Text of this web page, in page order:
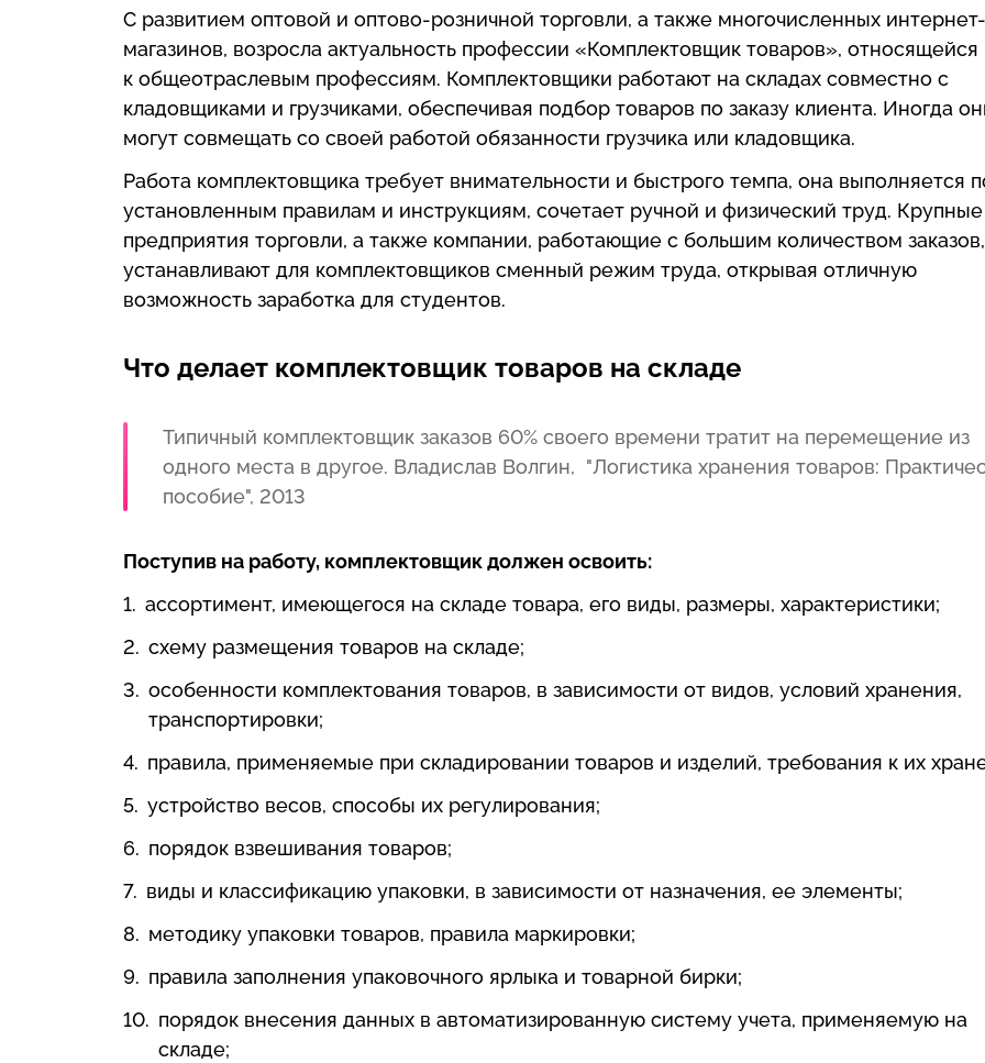
С развитием оптовой и оптово-розничной торговли, а также многочисленных интернет-
магазинов, возросла актуальность профессии «Комплектовщик товаров», относящейся
к общеотраслевым профессиям. Комплектовщики работают на складах совместно с
кладовщиками и грузчиками, обеспечивая подбор товаров по заказу клиента. Иногда
могут совмещать со своей работой обязанности грузчика или кладовщика.
Работа комплектовщика требует внимательности и быстрого темпа, она выполняется
установленным правилам и инструкциям, сочетает ручной и физический труд. Крупные
предприятия торговли, а также компании, работающие с большим количеством заказов,
устанавливают для комплектовщиков сменный режим труда, открывая отличную
возможность заработка для студентов.
Что делает комплектовщик товаров на складе
Типичный комплектовщик заказов 60% своего времени тратит на перемещение из
одного места в другое. Владислав Волгин, "Логистика хранения товаров:
пособие", 2013
Поступив на работу, комплектовщик должен освоить:
ассортимент, имеющегося на складе товара, его виды, размеры, характеристики;
схему размещения товаров на складе;
особенности комплектования товаров, в зависимости от видов, условий хранения,
транспортировки;
правила, применяемые при складировании товаров и изделий, требования к их
устройство весов, способы их регулирования;
порядок взвешивания товаров;
виды и классификацию упаковки, в зависимости от назначения, ее элементы;
методику упаковки товаров, правила маркировки;
правила заполнения упаковочного ярлыка и товарной бирки;
порядок внесения данных в автоматизированную систему учета, применяемую на
складе;